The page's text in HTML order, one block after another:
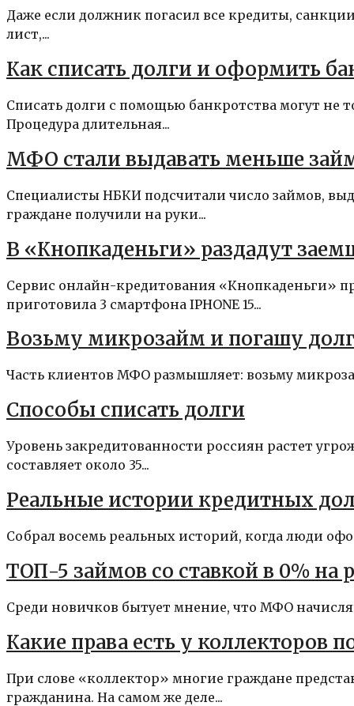
Даже если должник погасил все кредиты,
лист,...
Как списать долги и оформить
Списать долги с помощью банкротства могут
Процедура длительная...
МФО стали выдавать меньше
Специалисты НБКИ подсчитали число займов,
граждане получили на руки...
В «Кнопкаденьги» раздадут
Сервис онлайн-кредитования «Кнопкаденьги»
приготовила 3 смартфона IPHONE 15...
Возьму микрозайм и погашу
Часть клиентов МФО размышляет: возьму
Способы списать долги
Уровень закредитованности россиян растет
составляет около 35...
Реальные истории кредитных
Собрал восемь реальных историй, когда люди
ТОП-5 займов со ставкой в 0% на
Среди новичков бытует мнение, что МФО
Какие права есть у коллекторов
При слове «коллектор» многие граждане
гражданина. На самом же деле...